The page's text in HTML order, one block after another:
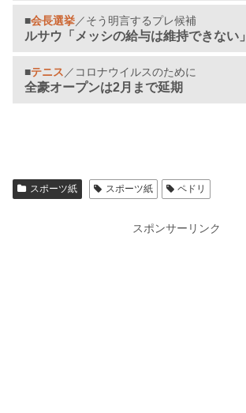
■会長選挙／そう明言するプレ候補
ルサウ「メッシの給与は維持できない」
■テニス ／コロナウイルスのために
全豪オープンは2月まで延期
スポーツ紙 スポーツ紙 ペドリ
スポンサーリンク